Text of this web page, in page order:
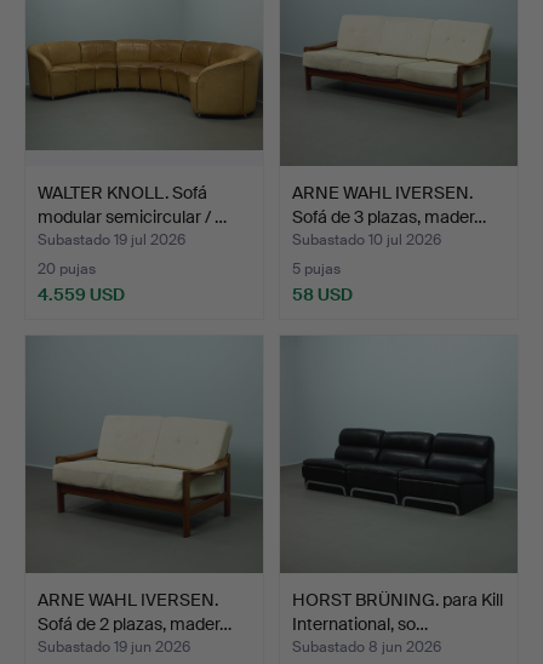
WALTER KNOLL. Sofá
modular semicircular / …
Subastado 19 jul 2026
20 pujas
4.559 USD
ARNE WAHL IVERSEN.
Sofá de 3 plazas, mader…
Subastado 10 jul 2026
5 pujas
58 USD
ARNE WAHL IVERSEN.
Sofá de 2 plazas, mader…
Subastado 19 jun 2026
HORST BRÜNING. para Kill
International, so…
Subastado 8 jun 2026